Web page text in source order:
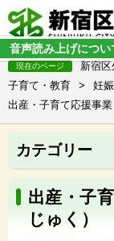
音声読み上げについ
現在のページ 新宿
子育て・教育
> 妊
出産・子育て応援事業
カテゴリー
出産・子
じゅく）